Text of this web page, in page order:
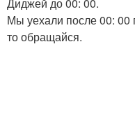
Мы уехали после 00: 00
то обращайся.